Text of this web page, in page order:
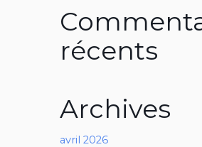
récents
Archives
avril 2026